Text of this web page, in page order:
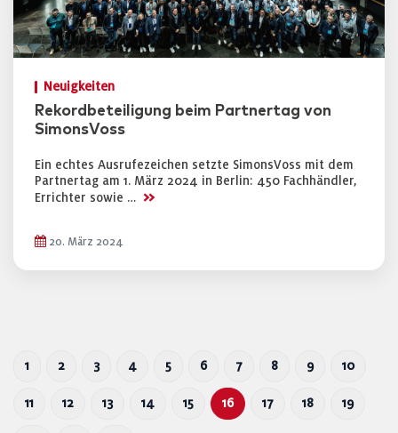
Neuigkeiten
Rekordbeteiligung beim Partnertag von
SimonsVoss
Ein echtes Ausrufezeichen setzte SimonsVoss mit dem
Partnertag am 1. März 2024 in Berlin: 450 Fachhändler,
Errichter sowie … >>
20. März 2024
1 2 3 4 5 6 7 8 9 10
11 12 13 14 15 16 17 18 19